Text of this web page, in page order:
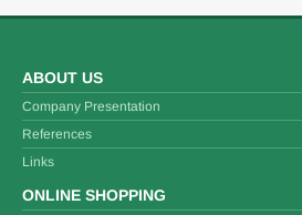
ABOUT US
Company Presentation
References
Links
ONLINE SHOPPING